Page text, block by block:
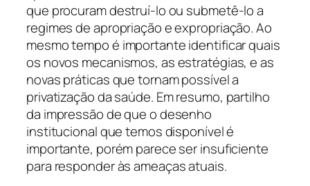
que procuram destruí-lo ou submetê-lo a
regimes de apropriação e expropriação. Ao
mesmo tempo é importante identificar quais
os novos mecanismos, as estratégias, e as
novas práticas que tornam possível a
privatização da saúde. Em resumo, partilho
da impressão de que o desenho
institucional que temos disponível é
importante, porém parece ser insuficiente
para responder às ameaças atuais.